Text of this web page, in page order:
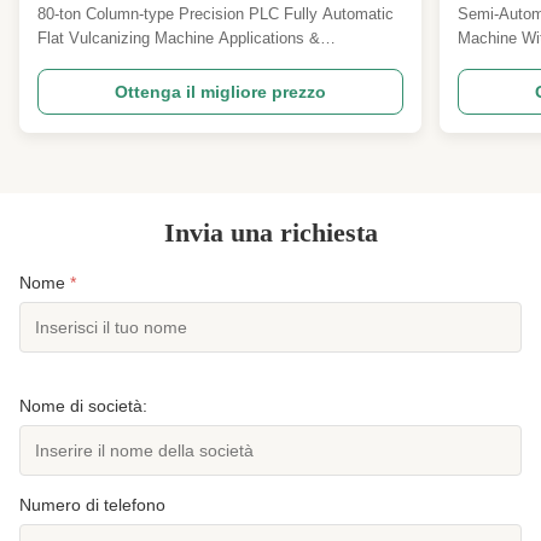
precisione PLC a colonna da 80
tonnellate
80-ton Column-type Precision PLC Fully Automatic
Flat Vulcanizing Machine Applications &
precision PLC fully automatic flat vulcanizing
machine is engineered for high-performance rubber
hydraulic molding across diverse industrial
Ottenga il migliore prezzo
e
Semi-
Machine
rubber
Structure
adopts a
Invia una richiesta
Nome *
Nome di società:
Numero di telefono